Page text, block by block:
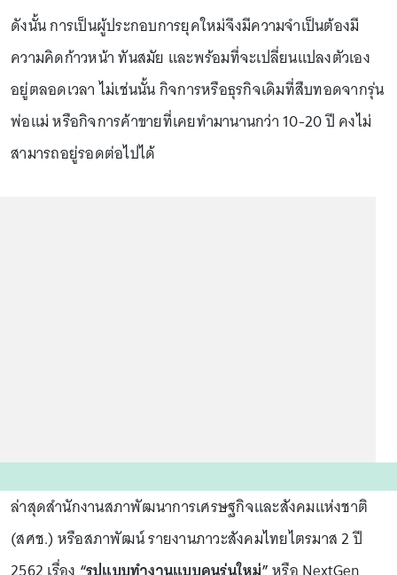
ดังนั้น การเป็นผู้ประกอบการยุคใหม่จึงมีความจำเป็นต้องมี
ความคิดก้าวหน้า ทันสมัย และพร้อมที่จะเปลี่ยนแปลงตัวเอง
อยู่ตลอดเวลา ไม่เช่นนั้น กิจการหรือธุรกิจเดิมที่สืบทอดจากรุ่น
พ่อแม่ หรือกิจการค้าขายที่เคยทำมานานกว่า 10-20 ปี คงไม่
สามารถอยู่รอดต่อไปได้
ล่าสุดสำนักงานสภาพัฒนาการเศรษฐกิจและสังคมแห่งชาติ
(สศช.) หรือสภาพัฒน์ รายงานภาวะสังคมไทยไตรมาส 2 ปี